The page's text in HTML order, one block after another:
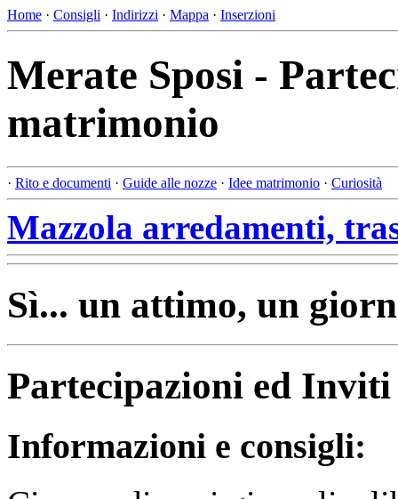
Home · Consigli · Indirizzi · Mappa · Inserzioni
Merate Sposi -
matrimonio
· Rito e documenti · Guide alle nozze · Idee matrimonio · Curiosità
Mazzola arredamenti,
Sì... un attimo, un
Partecipazioni ed Inviti
Informazioni e consigli: